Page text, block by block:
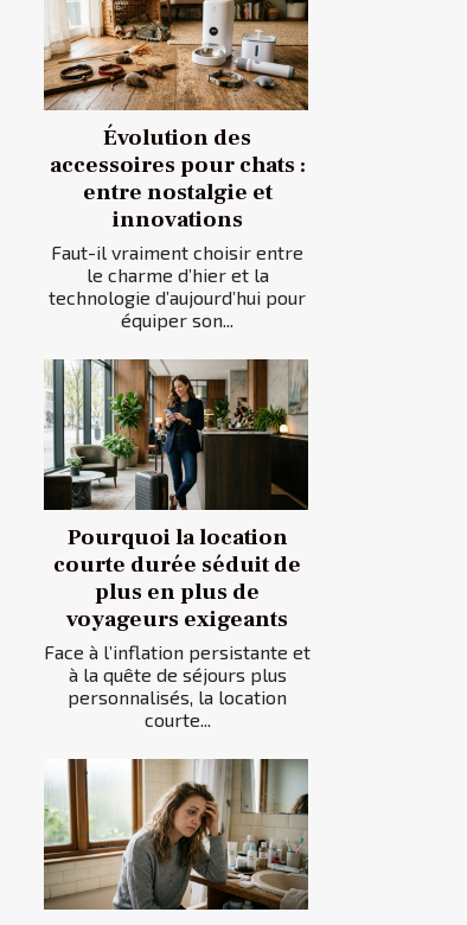
Évolution des
accessoires pour chats :
entre nostalgie et
innovations
Faut-il vraiment choisir entre
le charme d’hier et la
technologie d’aujourd’hui pour
équiper son...
Pourquoi la location
courte durée séduit de
plus en plus de
voyageurs exigeants
Face à l’inflation persistante et
à la quête de séjours plus
personnalisés, la location
courte...